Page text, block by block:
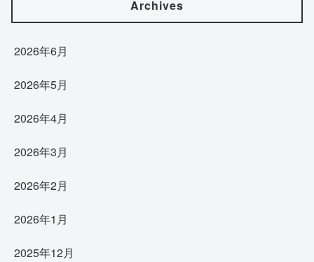
Archives
2026年6月
2026年5月
2026年4月
2026年3月
2026年2月
2026年1月
2025年12月